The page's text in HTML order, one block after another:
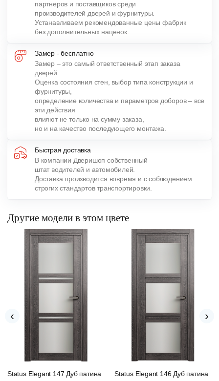
партнеров и поставщиков среди
производителей дверей и фурнитуры.
Устанавливаем рекомендованные цены фабрик
без дополнительных наценок.
Замер - бесплатно
Замер – это самый ответственный этап заказа
дверей.
Оценка состояния стен, выбор типа конструкции и
фурнитуры,
определение количества и параметров доборов – все
эти действия
влияют не только на сумму заказа,
но и на качество последующего монтажа.
Быстрая доставка
В компании Дверишоп собственный
штат водителей и автомобилей.
Доставка производится вовремя и с соблюдением
строгих стандартов транспортировки.
Другие модели в этом цвете
Status Elegant 147 Дуб патина Status Elegant 146 Дуб патина
‹ ›